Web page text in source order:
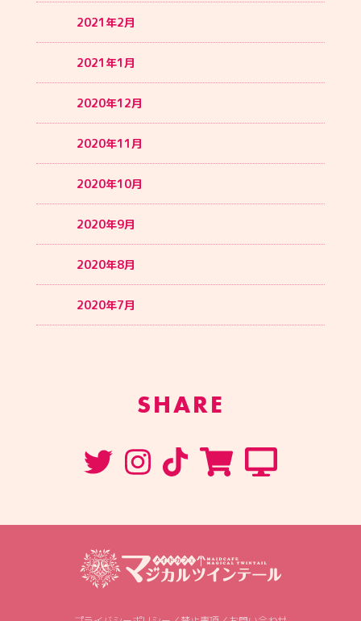
2021年2月
2021年1月
2020年12月
2020年11月
2020年10月
2020年9月
2020年8月
2020年7月
SHARE